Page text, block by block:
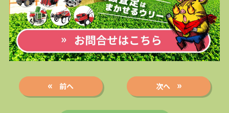
前へ 次へ